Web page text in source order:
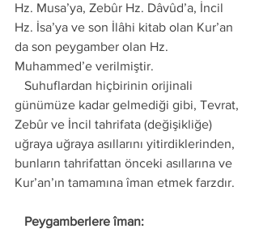
Hz. Musa’ya, Zebûr Hz. Dâvûd’a, İncil
Hz. İsa’ya ve son İlâhi kitab olan Kur’an
da son peygamber olan Hz.
Muhammed’e verilmiştir.
günümüze kadar gelmediği gibi, Tevrat,
Zebûr ve İncil tahrifata (değişikliğe)
uğraya uğraya asıllarını yitirdiklerinden,
bunların tahrifattan önceki asıllarına ve
Kur’an’ın tamamına îman etmek farzdır.
   Peygamberlere îman: